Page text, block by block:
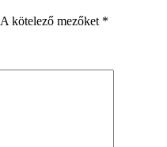
A kötelező mezőket *